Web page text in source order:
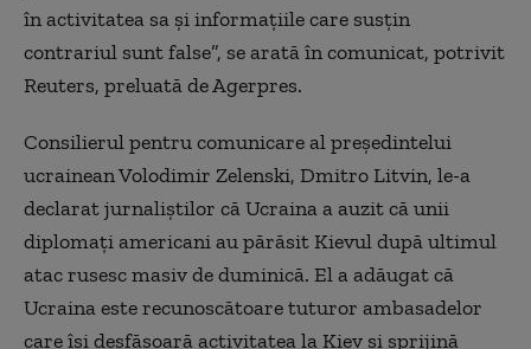
în activitatea sa şi informaţiile care susţin
contrariul sunt false”, se arată în comunicat, potrivit
Reuters, preluată de Agerpres.
Consilierul pentru comunicare al preşedintelui
ucrainean Volodimir Zelenski, Dmitro Litvin, le-a
declarat jurnaliştilor că Ucraina a auzit că unii
diplomaţi americani au părăsit Kievul după ultimul
atac rusesc masiv de duminică. El a adăugat că
Ucraina este recunoscătoare tuturor ambasadelor
care îşi desfăşoară activitatea la Kiev şi sprijină